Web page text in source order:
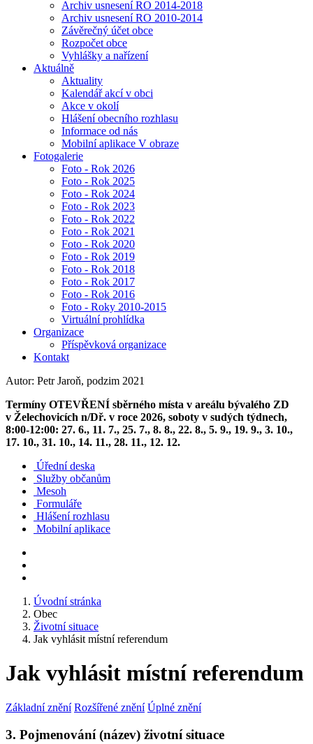
Archiv usnesení RO 2014-2018
Archiv usnesení RO 2010-2014
Závěrečný účet obce
Rozpočet obce
Vyhlášky a nařízení
Aktuálně
Aktuality
Kalendář akcí v obci
Akce v okolí
Hlášení obecního rozhlasu
Informace od nás
Mobilní aplikace V obraze
Fotogalerie
Foto - Rok 2026
Foto - Rok 2025
Foto - Rok 2024
Foto - Rok 2023
Foto - Rok 2022
Foto - Rok 2021
Foto - Rok 2020
Foto - Rok 2019
Foto - Rok 2018
Foto - Rok 2017
Foto - Rok 2016
Foto - Roky 2010-2015
Virtuální prohlídka
Organizace
Příspěvková organizace
Kontakt
Autor: Petr Jaroň, podzim 2021
Termíny OTEVŘENÍ sběrného místa v areálu bývalého ZD
v Želechovicích n/Dř. v roce 2026, soboty v sudých týdnech,
8:00-12:00: 27. 6., 11. 7., 25. 7., 8. 8., 22. 8., 5. 9., 19. 9., 3. 10.,
17. 10., 31. 10., 14. 11., 28. 11., 12. 12.
Úřední deska
Služby občanům
Mesoh
Formuláře
Hlášení rozhlasu
Mobilní aplikace
Úvodní stránka
Obec
Životní situace
Jak vyhlásit místní referendum
Jak vyhlásit místní referendum
Základní znění Rozšířené znění Úplné znění
3. Pojmenování (název) životní situace